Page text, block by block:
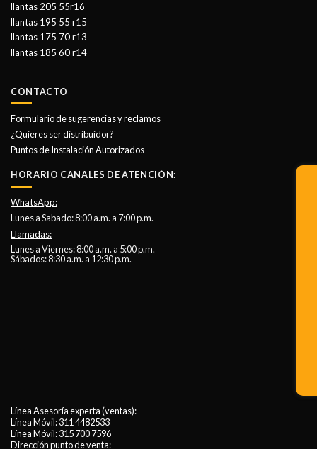
llantas 205 55r16
llantas 195 55 r15
llantas 175 70 r13
llantas 185 60 r14
CONTACTO
Formulario de sugerencias y reclamos
¿Quieres ser distribuidor?
Puntos de Instalación Autorizados
HORARIO CANALES DE ATENCIÓN:
WhatsApp:
Lunes a Sabado: 8:00 a.m. a 7:00 p.m.
Llamadas:
Lunes a Viernes: 8:00 a.m. a 5:00 p.m.
Sábados: 8:30 a.m. a 12:30 p.m.
Línea Asesoría experta (ventas):
Línea Móvil:311 4482533
Línea Móvil:315 700 7596
Dirección punto de venta: